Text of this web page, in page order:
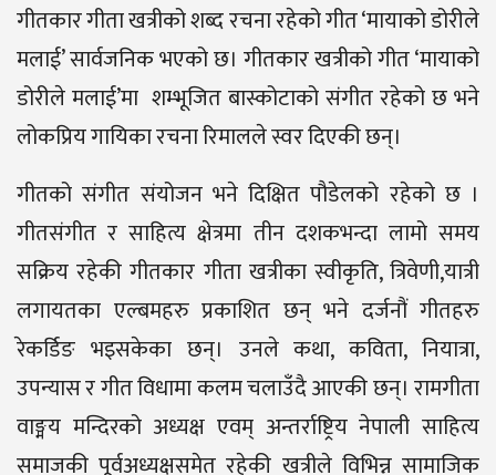
गीतकार गीता खत्रीको शब्द रचना रहेको गीत ‘मायाको डोरीले
मलाई’ सार्वजनिक भएको छ। गीतकार खत्रीको गीत ‘मायाको
डोरीले मलाई’मा शम्भूजित बास्कोटाको संगीत रहेको छ भने
लोकप्रिय गायिका रचना रिमालले स्वर दिएकी छन्।
गीतको संगीत संयोजन भने दिक्षित पौडेलको रहेको छ ।
गीतसंगीत र साहित्य क्षेत्रमा तीन दशकभन्दा लामो समय
सक्रिय रहेकी गीतकार गीता खत्रीका स्वीकृति, त्रिवेणी,यात्री
लगायतका एल्बमहरु प्रकाशित छन् भने दर्जनौं गीतहरु
रेकर्डिङ भइसकेका छन्। उनले कथा, कविता, नियात्रा,
उपन्यास र गीत विधामा कलम चलाउँदै आएकी छन्। रामगीता
वाङ्मय मन्दिरको अध्यक्ष एवम् अन्तर्राष्ट्रिय नेपाली साहित्य
समाजकी पूर्वअध्यक्षसमेत रहेकी खत्रीले विभिन्न सामाजिक